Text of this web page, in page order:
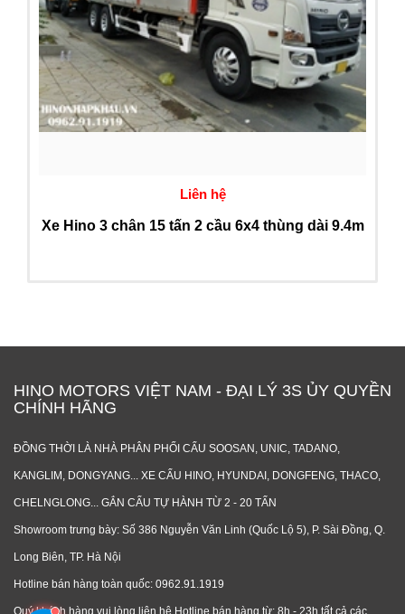
Liên hệ
Xe Hino 3 chân 15 tấn 2 cầu 6x4 thùng dài 9.4m
HINO MOTORS VIỆT NAM - ĐẠI LÝ 3S ỦY QUYỀN
CHÍNH HÃNG
ĐỒNG THỜI LÀ NHÀ PHÂN PHỐI CẨU SOOSAN, UNIC, TADANO,
KANGLIM, DONGYANG... XE CẨU HINO, HYUNDAI, DONGFENG, THACO,
CHELNGLONG... GẮN CẨU TỰ HÀNH TỪ 2 - 20 TẤN
Showroom trưng bày: Số 386 Nguyễn Văn Linh (Quốc Lộ 5), P. Sài Đồng, Q.
Long Biên, TP. Hà Nội
Hotline bán hàng toàn quốc: 0962.91.1919
Quý khách hàng vui lòng liên hệ Hotline bán hàng từ: 8h - 23h tất cả các